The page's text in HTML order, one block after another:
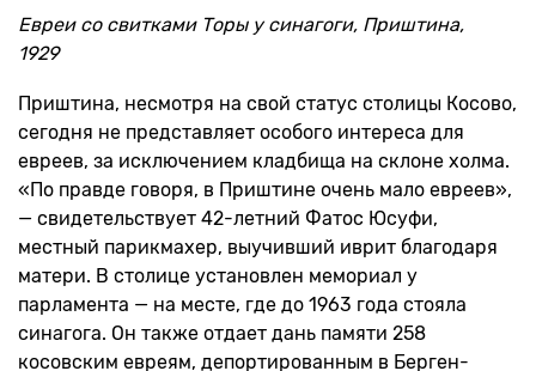
Евреи со свитками Торы у синагоги, Приштина,
1929
Приштина, несмотря на свой статус столицы Косово,
сегодня не представляет особого интереса для
евреев, за исключением кладбища на склоне холма.
«По правде говоря, в Приштине очень мало евреев»,
— свидетельствует 42-летний Фатос Юсуфи,
местный парикмахер, выучивший иврит благодаря
матери. В столице установлен мемориал у
парламента — на месте, где до 1963 года стояла
синагога. Он также отдает дань памяти 258
косовским евреям, депортированным в Берген-